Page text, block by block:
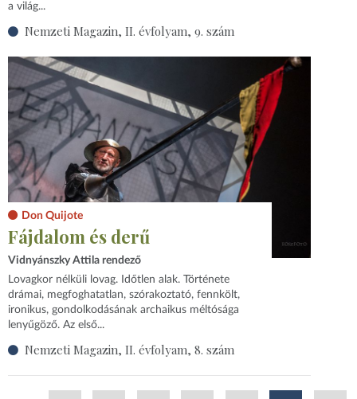
a világ...
Nemzeti Magazin, II. évfolyam, 9. szám
Don Quijote
Fájdalom és derű
Vidnyánszky Attila rendező
Lovagkor nélküli lovag. Időtlen alak. Története
drámai, megfoghatatlan, szórakoztató, fennkölt,
ironikus, gondolkodásának archaikus méltósága
lenyűgöző. Az első...
Nemzeti Magazin, II. évfolyam, 8. szám